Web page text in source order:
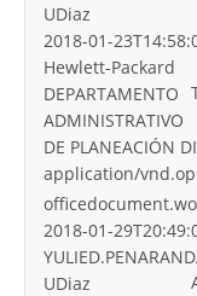
UDiaz
2018-01-
Hewlett-Packard
DEPARTAMENTO
ADMINISTRATIVO
DE PLANEACIÓN
application/
2018-01-
UDiaz